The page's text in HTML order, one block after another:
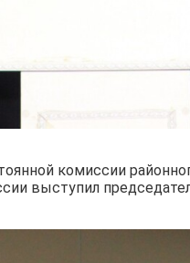
комиссии
выступил